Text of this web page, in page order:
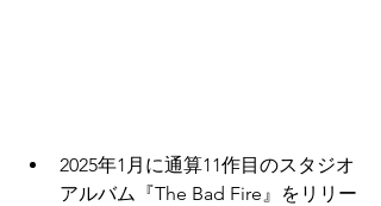
2025年1月に通算11作目のスタジオ
アルバム『The Bad Fire』をリリー